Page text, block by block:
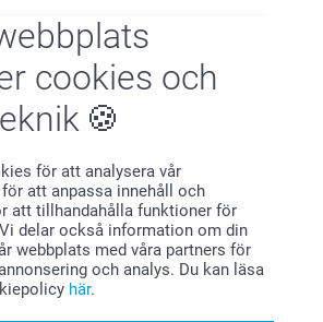
cookies och
för att analysera vår
att anpassa innehåll och
att tillhandahålla funktioner för
delar också information om din
webbplats med våra partners för
och analys. Du kan läsa
här.
⭐️⭐️⭐️⭐️ och omdöme, kul att du är
pocketalbum!
en fin dag!produkter
Poster med foto
Mer än 10 varianter